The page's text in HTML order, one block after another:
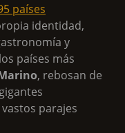
países
identidad,
y
países más
, rebosan de
parajes